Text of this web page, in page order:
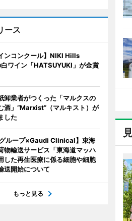
ース
ンコンクール】NIKI Hills
ワイン「HATSUYUKI」が金賞
卸業者がつくった「マルクスの
酒」“Marxist”（マルキスト）が
した
グループ×Gaudi Clinical】東海
物輸送サービス「東海道マッハ
した再生医療に係る細胞や細胞
送開始について
もっと見る